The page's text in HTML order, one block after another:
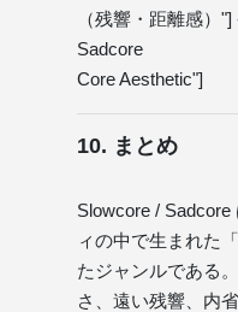
（残響・距離感）
Sadcore
Core Aesthetic"]
10. まとめ
Slowcore /
ィの中で生まれた
たジャンルである
さ、遠い残響、内